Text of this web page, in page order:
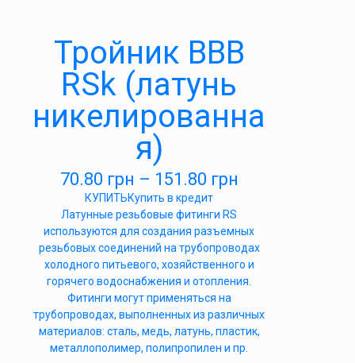
Тройник ВВВ
RSk (латунь
никелированна
я)
70.80 грн – 151.80 грн
КУПИТЬКупить в кредит
Латунные резьбовые фитинги RS
используются для создания разъемных
резьбовых соединений на трубопроводах
холодного питьевого, хозяйственного и
горячего водоснабжения и отопления.
Фитинги могут применяться на
трубопроводах, выполненных из различных
материалов: сталь, медь, латунь, пластик,
металлополимер, полипропилен и пр.